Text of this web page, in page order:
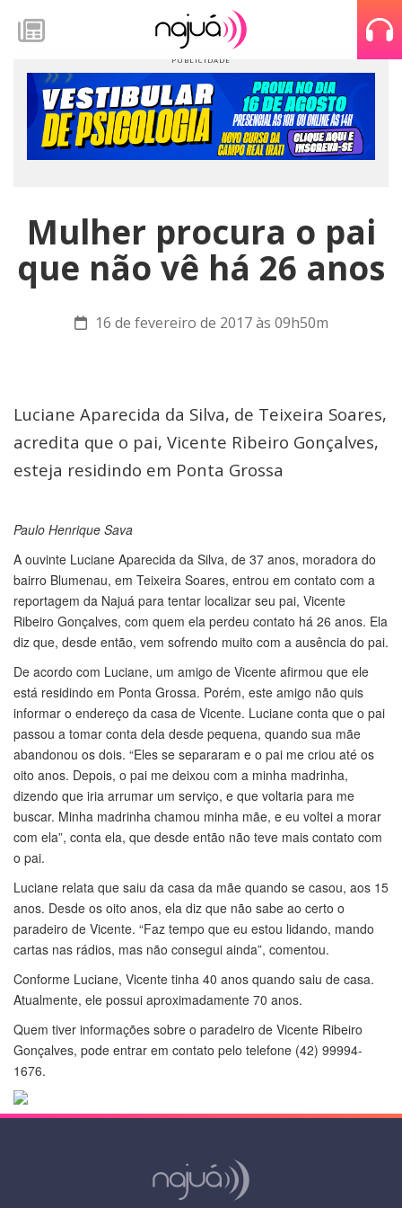
Mulher procura o pai
que não vê há 26 anos
16 de fevereiro de 2017 às 09h50m
Luciane Aparecida da Silva, de Teixeira Soares,
acredita que o pai, Vicente Ribeiro Gonçalves,
esteja residindo em Ponta Grossa
Paulo Henrique Sava
A ouvinte Luciane Aparecida da Silva, de 37 anos, moradora do
bairro Blumenau, em Teixeira Soares, entrou em contato com a
reportagem da Najuá para tentar localizar seu pai, Vicente
Ribeiro Gonçalves, com quem ela perdeu contato há 26 anos. Ela
diz que, desde então, vem sofrendo muito com a ausência do pai.
De acordo com Luciane, um amigo de Vicente afirmou que ele
está residindo em Ponta Grossa. Porém, este amigo não quis
informar o endereço da casa de Vicente. Luciane conta que o pai
passou a tomar conta dela desde pequena, quando sua mãe
abandonou os dois. “Eles se separaram e o pai me criou até os
oito anos. Depois, o pai me deixou com a minha madrinha,
dizendo que iria arrumar um serviço, e que voltaria para me
buscar. Minha madrinha chamou minha mãe, e eu voltei a morar
com ela”, conta ela, que desde então não teve mais contato com
o pai.
Luciane relata que saiu da casa da mãe quando se casou, aos 15
anos. Desde os oito anos, ela diz que não sabe ao certo o
paradeiro de Vicente. “Faz tempo que eu estou lidando, mando
cartas nas rádios, mas não consegui ainda”, comentou.
Conforme Luciane, Vicente tinha 40 anos quando saiu de casa.
Atualmente, ele possui aproximadamente 70 anos.
Quem tiver informações sobre o paradeiro de Vicente Ribeiro
Gonçalves, pode entrar em contato pelo telefone (42) 99994-
1676.